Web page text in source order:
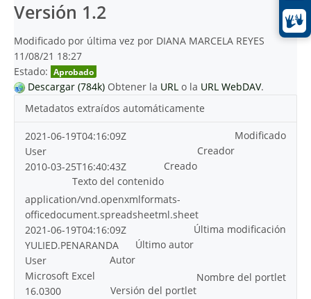
Versión 1.2
Modificado por última vez por DIANA MARCELA REYES
11/08/21 18:27
Estado: Aprobado
Descargar (784k) Obtener la URL o la URL WebDAV.
Metadatos extraídos automáticamente
Modificado
2021-06-19T04:16:09Z
Creador
User
Creado
2010-03-25T16:40:43Z
Texto del contenido
application/vnd.openxmlformats-
officedocument.spreadsheetml.sheet
Última modificación
2021-06-19T04:16:09Z
Último autor
YULIED.PENARANDA
Autor
User
Nombre del portlet
Microsoft Excel
Versión del portlet
16.0300